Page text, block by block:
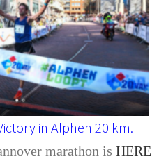
in Alphen 20 km.
marathon is HERE